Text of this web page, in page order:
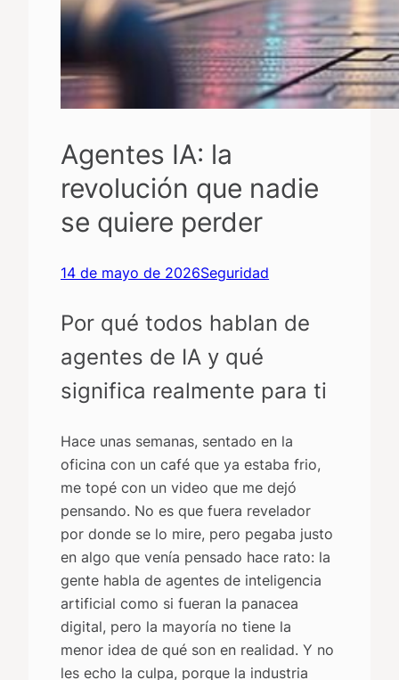
Agentes IA: la
revolución que nadie
se quiere perder
14 de mayo de 2026Seguridad
Por qué todos hablan de
agentes de IA y qué
significa realmente para ti
Hace unas semanas, sentado en la
oficina con un café que ya estaba frio,
me topé con un video que me dejó
pensando. No es que fuera revelador
por donde se lo mire, pero pegaba justo
en algo que venía pensado hace rato: la
gente habla de agentes de inteligencia
artificial como si fueran la panacea
digital, pero la mayoría no tiene la
menor idea de qué son en realidad. Y no
les echo la culpa, porque la industria